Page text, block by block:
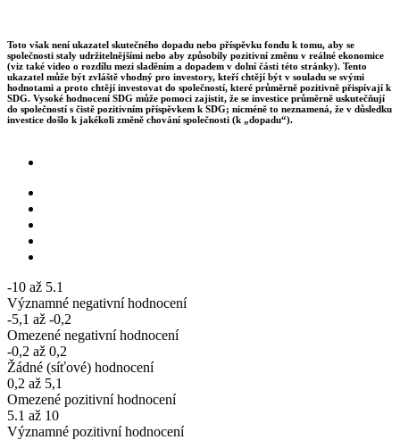
Toto však není ukazatel skutečného dopadu nebo příspěvku fondu k tomu, aby se
společnosti staly udržitelnějšími nebo aby způsobily pozitivní změnu v reálné ekonomice
(viz také video o rozdílu mezi sladěním a dopadem v dolní části této stránky). Tento
ukazatel může být zvláště vhodný pro investory, kteří chtějí být v souladu se svými
hodnotami a proto chtějí investovat do společností, které průměrně pozitivně přispívají k
SDG. Vysoké hodnocení SDG může pomoci zajistit, že se investice průměrně uskutečňují
do společností s čistě pozitivním příspěvkem k SDG; nicméně to neznamená, že v důsledku
investice došlo k jakékoli změně chování společnosti (k „dopadu“).
-10 až 5.1
Významné negativní hodnocení
-5,1 až -0,2
Omezené negativní hodnocení
-0,2 až 0,2
Žádné (síťové) hodnocení
0,2 až 5,1
Omezené pozitivní hodnocení
5.1 až 10
Významné pozitivní hodnocení